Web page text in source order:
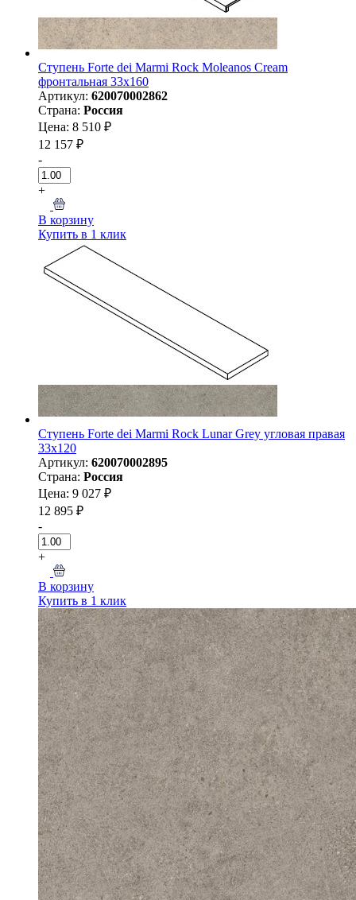
Ступень Forte dei Marmi Rock Moleanos Cream
фронтальная 33x160
Артикул: 620070002862
Страна: Россия
Цена: 8 510 ₽
12 157 ₽
-
+
В корзину
Купить в 1 клик
Ступень Forte dei Marmi Rock Lunar Grey угловая правая
33x120
Артикул: 620070002895
Страна: Россия
Цена: 9 027 ₽
12 895 ₽
-
+
В корзину
Купить в 1 клик